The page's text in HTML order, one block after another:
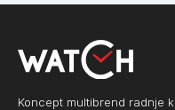
Koncept multibrend radnje